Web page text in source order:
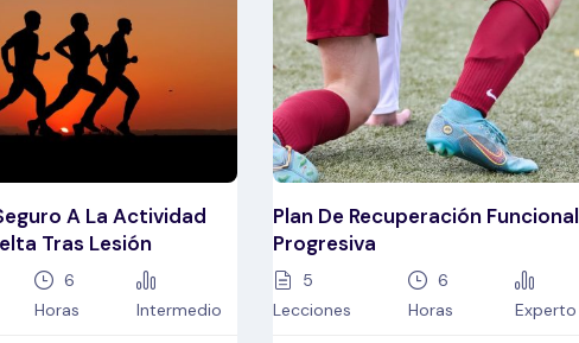
A La Actividad
Tras Lesión
6
Horas
Intermedio
Plan De Recuperación Funcional
Progresiva
5
Lecciones
6
Horas
Experto